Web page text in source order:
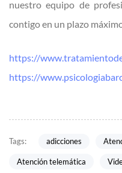
nuestro equipo de
contigo en un plazo
https://
https://
Tags: adicciones
Atención telemática